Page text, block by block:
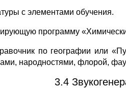
с элементами обучения.
программу
по географии или
народностями, флорой,
3.4